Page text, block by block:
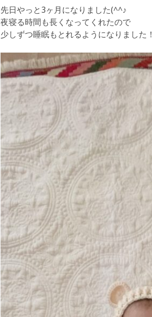
先日やっと3ヶ月になりました(^^♪
夜寝る時間も長くなってくれたので
少しずつ睡眠もとれるようになりました！